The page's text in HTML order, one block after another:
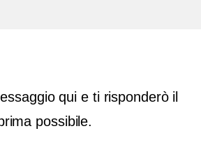
qui e ti risponderò il
possibile.